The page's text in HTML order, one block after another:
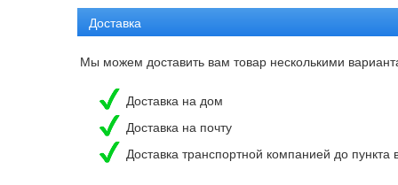
Доставка
Мы можем доставить вам товар несколькими
Доставка на дом
Доставка на почту
Доставка транспортной компанией до пункта